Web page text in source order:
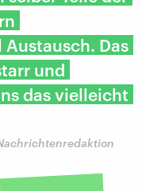
Das
und
das vielleicht